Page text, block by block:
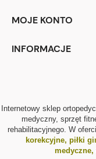
MOJE KONTO
INFORMACJE
Internetowy sklep
medyczny, sprzęt
rehabilitacyjnego. W
korekcyjne, piłki
medyczne,